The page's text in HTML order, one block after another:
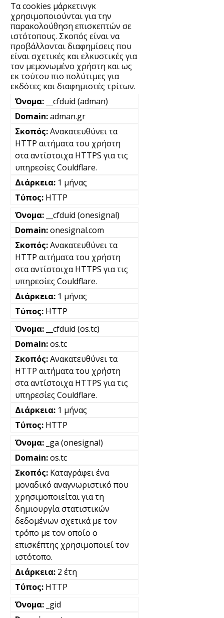
Τα cookies μάρκετινγκ
χρησιμοποιούνται για την
παρακολούθηση επισκεπτών σε
ιστότοπους. Σκοπός είναι να
προβάλλονται διαφημίσεις που
είναι σχετικές και ελκυστικές για
τον μεμονωμένο χρήστη και ως
εκ τούτου πιο πολύτιμες για
εκδότες και διαφημιστές τρίτων.
__cfduid (adman)
adman.gr
Ανακατευθύνει τα
HTTP αιτήματα του χρήστη
στα αντίστοιχα HTTPS για τις
υπηρεσίες Couldflare.
1 μήνας
HTTP
__cfduid (onesignal)
onesignal.com
Ανακατευθύνει τα
HTTP αιτήματα του χρήστη
στα αντίστοιχα HTTPS για τις
υπηρεσίες Couldflare.
1 μήνας
HTTP
__cfduid (os.tc)
os.tc
Ανακατευθύνει τα
HTTP αιτήματα του χρήστη
στα αντίστοιχα HTTPS για τις
υπηρεσίες Couldflare.
1 μήνας
HTTP
_ga (onesignal)
os.tc
Καταγράφει ένα
μοναδικό αναγνωριστικό που
χρησιμοποιείται για τη
δημιουργία στατιστικών
δεδομένων σχετικά με τον
τρόπο με τον οποίο ο
επισκέπτης χρησιμοποιεί τον
ιστότοπο.
2 έτη
HTTP
_gid